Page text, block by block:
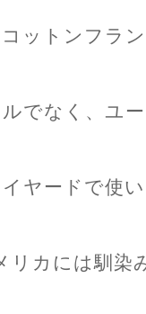
ットンフラ
でなく、ユ
イヤードで使
リカには馴染